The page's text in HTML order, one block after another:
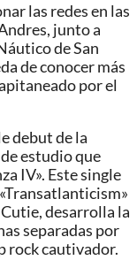
las redes en las
junto a
de San
de conocer más
por el
debut de la
estudio que
IV». Este single
desarrolla la
separadas por
rock cautivador.